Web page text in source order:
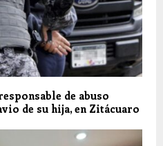
de abuso
de su hija, en Zitácuaro